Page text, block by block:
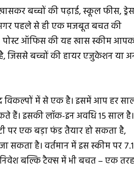
बच्चों की पढ़ाई, स्कूल फीस,
अगर पहले से ही एक मजबूत बचत की
पोस्ट ऑफिस की यह खास स्कीम
जिससे बच्चों की हायर एजुकेशन या
में से एक है। इसमें आप हर
इसकी लॉक-इन अवधि 15 साल है।
पर एक बड़ा फंड तैयार हो सकता है,
सकता है। वर्तमान में इस स्कीम पर 7.1
निवेश बल्कि टैक्स में भी बचत – एक